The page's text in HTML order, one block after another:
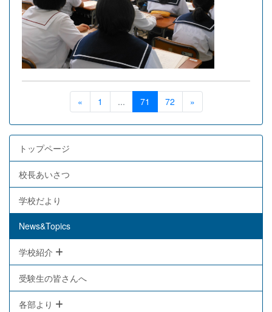
トップページ
校長あいさつ
学校だより
News&Topics
学校紹介
受験生の皆さんへ
各部より
« 1 ... 71 72 »